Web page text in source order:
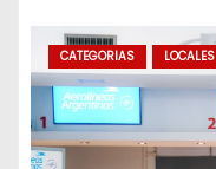
CATEGORIAS LOCALES